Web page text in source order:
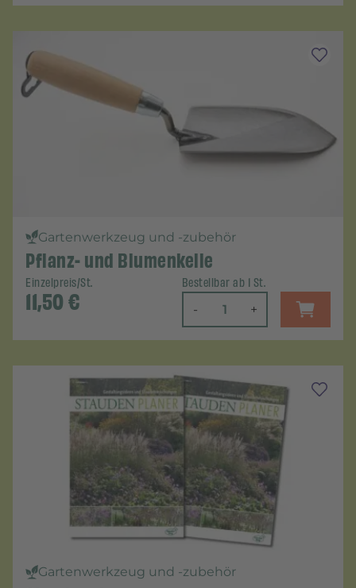
Gartenwerkzeug und -zubehör
Pflanz- und Blumenkelle
Einzelpreis/St.
11,50€
Bestellbar ab 1 St.
- +
Gartenwerkzeug und -zubehör